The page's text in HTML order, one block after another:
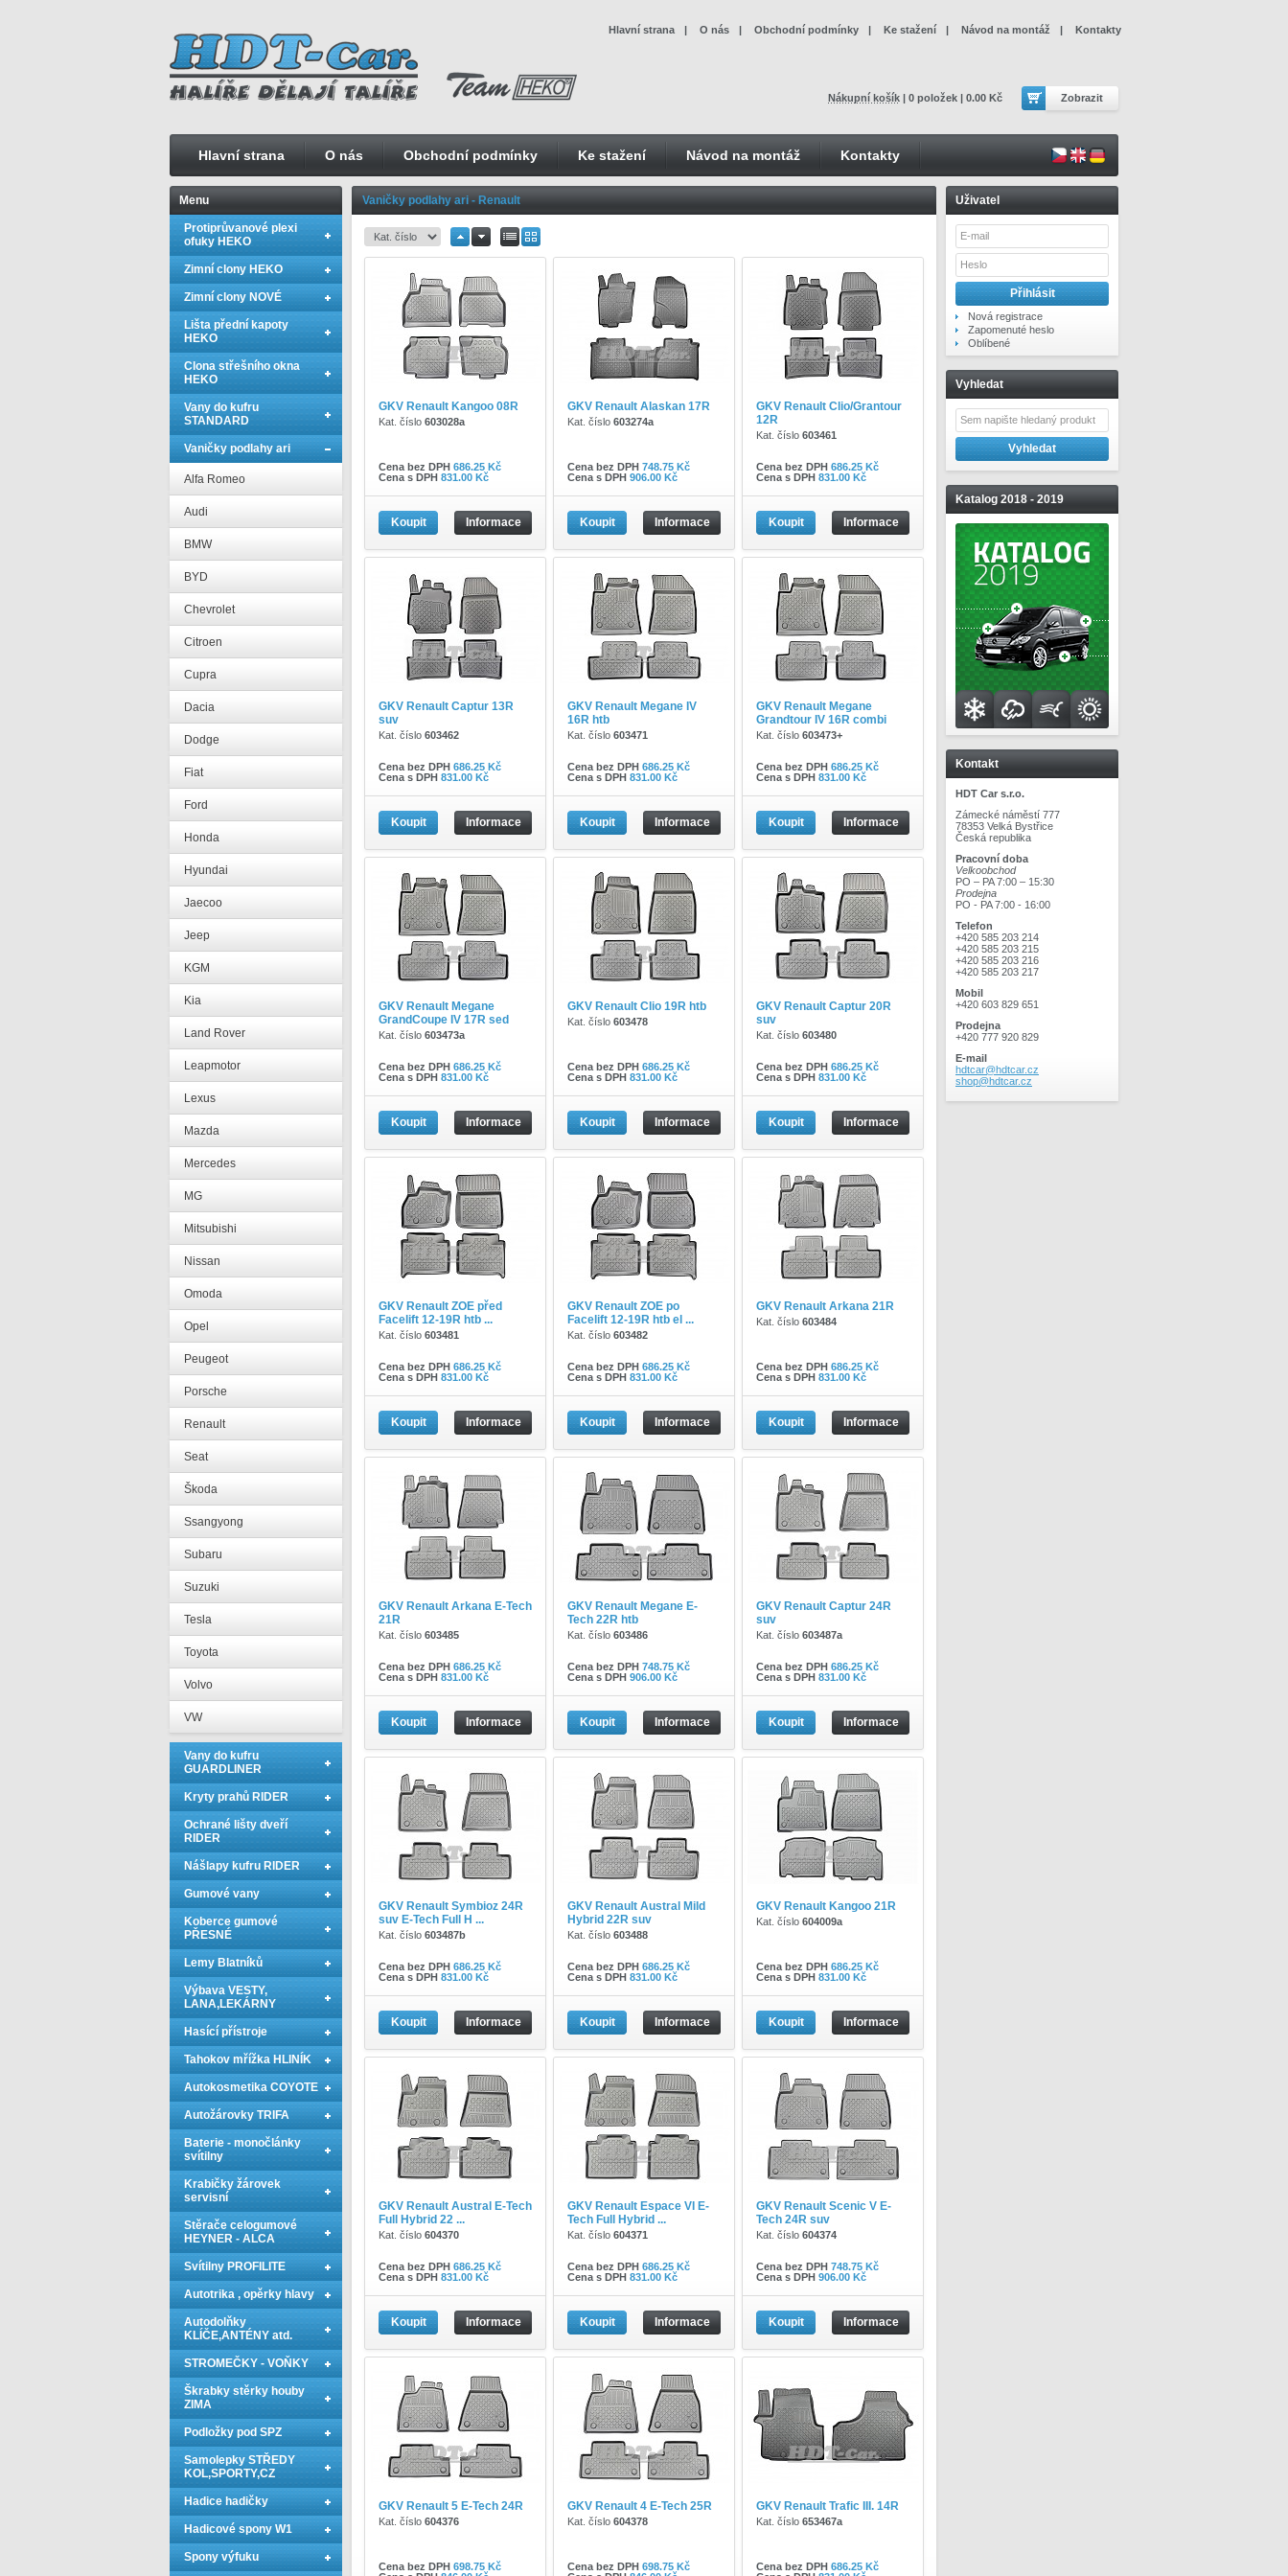
Vaničky podlahy ari - Renault
GKV Renault Kangoo 08R
Kat. číslo 603028a
Cena bez DPH 686.25 Kč
Cena s DPH 831.00 Kč
Koupit Informace
GKV Renault Alaskan 17R
Kat. číslo 603274a
Cena bez DPH 748.75 Kč
Cena s DPH 906.00 Kč
Koupit Informace
GKV Renault Clio/Grantour
12R
Kat. číslo 603461
Cena bez DPH 686.25 Kč
Cena s DPH 831.00 Kč
Koupit Informace
GKV Renault Captur 13R
suv
Kat. číslo 603462
Cena bez DPH 686.25 Kč
Cena s DPH 831.00 Kč
Koupit Informace
GKV Renault Megane IV
16R htb
Kat. číslo 603471
Cena bez DPH 686.25 Kč
Cena s DPH 831.00 Kč
Koupit Informace
GKV Renault Megane
Grandtour IV 16R combi
Kat. číslo 603473+
Cena bez DPH 686.25 Kč
Cena s DPH 831.00 Kč
Koupit Informace
GKV Renault Megane
GrandCoupe IV 17R sed
Kat. číslo 603473a
Cena bez DPH 686.25 Kč
Cena s DPH 831.00 Kč
Koupit Informace
GKV Renault Clio 19R htb
Kat. číslo 603478
Cena bez DPH 686.25 Kč
Cena s DPH 831.00 Kč
Koupit Informace
GKV Renault Captur 20R
suv
Kat. číslo 603480
Cena bez DPH 686.25 Kč
Cena s DPH 831.00 Kč
Koupit Informace
GKV Renault ZOE před
Facelift 12-19R htb ...
Kat. číslo 603481
Cena bez DPH 686.25 Kč
Cena s DPH 831.00 Kč
Koupit Informace
GKV Renault ZOE po
Facelift 12-19R htb el ...
Kat. číslo 603482
Cena bez DPH 686.25 Kč
Cena s DPH 831.00 Kč
Koupit Informace
GKV Renault Arkana 21R
Kat. číslo 603484
Cena bez DPH 686.25 Kč
Cena s DPH 831.00 Kč
Koupit Informace
GKV Renault Arkana E-Tech
21R
Kat. číslo 603485
Cena bez DPH 686.25 Kč
Cena s DPH 831.00 Kč
Koupit Informace
GKV Renault Megane E-
Tech 22R htb
Kat. číslo 603486
Cena bez DPH 748.75 Kč
Cena s DPH 906.00 Kč
Koupit Informace
GKV Renault Captur 24R
suv
Kat. číslo 603487a
Cena bez DPH 686.25 Kč
Cena s DPH 831.00 Kč
Koupit Informace
GKV Renault Symbioz 24R
suv E-Tech Full H ...
Kat. číslo 603487b
Cena bez DPH 686.25 Kč
Cena s DPH 831.00 Kč
Koupit Informace
GKV Renault Austral Mild
Hybrid 22R suv
Kat. číslo 603488
Cena bez DPH 686.25 Kč
Cena s DPH 831.00 Kč
Koupit Informace
GKV Renault Kangoo 21R
Kat. číslo 604009a
Cena bez DPH 686.25 Kč
Cena s DPH 831.00 Kč
Koupit Informace
GKV Renault Austral E-Tech
Full Hybrid 22 ...
Kat. číslo 604370
Cena bez DPH 686.25 Kč
Cena s DPH 831.00 Kč
Koupit Informace
GKV Renault Espace VI E-
Tech Full Hybrid ...
Kat. číslo 604371
Cena bez DPH 686.25 Kč
Cena s DPH 831.00 Kč
Koupit Informace
GKV Renault Scenic V E-
Tech 24R suv
Kat. číslo 604374
Cena bez DPH 748.75 Kč
Cena s DPH 906.00 Kč
Koupit Informace
GKV Renault 5 E-Tech 24R
Kat. číslo 604376
Cena bez DPH 698.75 Kč
GKV Renault 4 E-Tech 25R
Kat. číslo 604378
Cena bez DPH 698.75 Kč
GKV Renault Trafic III. 14R
Kat. číslo 653467a
Cena bez DPH 686.25 Kč
Menu
Protiprůvanové plexi
ofuky HEKO
Zimní clony HEKO
Zimní clony NOVÉ
Lišta přední kapoty
HEKO
Clona střešního okna
HEKO
Vany do kufru
STANDARD
Vaničky podlahy ari
Alfa Romeo
Audi
BMW
BYD
Chevrolet
Citroen
Cupra
Dacia
Dodge
Fiat
Ford
Honda
Hyundai
Jaecoo
Jeep
KGM
Kia
Land Rover
Leapmotor
Lexus
Mazda
Mercedes
MG
Mitsubishi
Nissan
Omoda
Opel
Peugeot
Porsche
Renault
Seat
Škoda
Ssangyong
Subaru
Suzuki
Tesla
Toyota
Volvo
VW
Vany do kufru
GUARDLINER
Kryty prahů RIDER
Ochrané lišty dveří
RIDER
Nášlapy kufru RIDER
Gumové vany
Koberce gumové
PŘESNÉ
Lemy Blatníků
Výbava VESTY,
LANA,LEKÁRNY
Hasící přístroje
Tahokov mřížka HLINÍK
Autokosmetika COYOTE
Autožárovky TRIFA
Baterie - monočlánky
svítilny
Krabičky žárovek
servisní
Stěrače celogumové
HEYNER - ALCA
Svítilny PROFILITE
Autotrika , opěrky hlavy
Autodolňky
KLÍČE,ANTÉNY atd.
STROMEČKY - VOŇKY
Škrabky stěrky houby
ZIMA
Podložky pod SPZ
Samolepky STŘEDY
KOL,SPORTY,CZ
Hadice hadičky
Hadicové spony W1
Spony výfuku
Uživatel
Nová registrace
Zapomenuté heslo
Oblíbené
Vyhledat
Katalog 2018 - 2019
Kontakt
HDT Car s.r.o.
Zámecké náměstí 777
78353 Velká Bystřice
Česká republika
Pracovní doba
Velkoobchod
PO – PA 7:00 – 15:30
Prodejna
PO - PA 7:00 - 16:00
Telefon
+420 585 203 214
+420 585 203 215
+420 585 203 216
+420 585 203 217
Mobil
+420 603 829 651
Prodejna
+420 777 920 829
E-mail
hdtcar@hdtcar.cz
shop@hdtcar.cz
Hlavní strana O nás Obchodní podmínky Ke stažení Návod na montáž Kontakty
Zobrazit
Nákupní košík | 0 položek | 0.00 Kč
Hlavní strana | O nás | Obchodní podmínky | Ke stažení | Návod na montáž | Kontakty